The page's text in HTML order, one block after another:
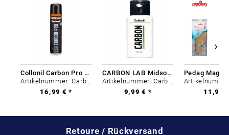
Collonil Carbon Pro 400 ml
Artikelnummer: Carbon-0
16,99 € *
CARBON LAB Midsole Cleaner
Artikelnummer: Carbon-0
9,99 € *
11,99
Retoure / Rückversand